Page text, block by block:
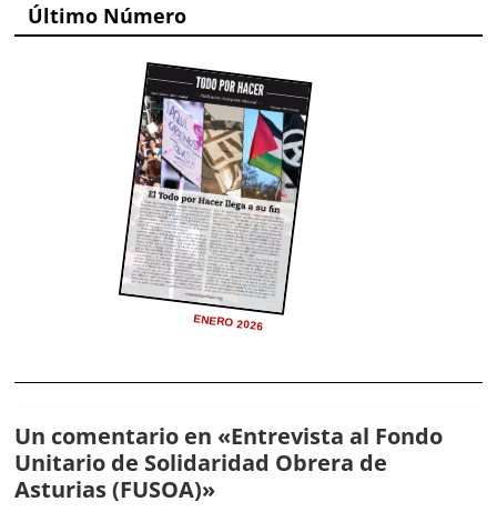
Último Número
ENERO 2026
Un comentario en «Entrevista al Fondo
Unitario de Solidaridad Obrera de
Asturias (FUSOA)»